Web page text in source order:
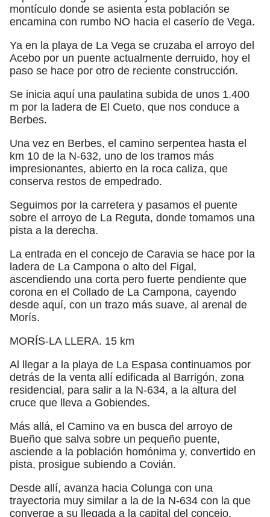
montículo donde se asienta esta población se
encamina con rumbo NO hacia el caserío de Vega.
Ya en la playa de La Vega se cruzaba el arroyo del
Acebo por un puente actualmente derruido, hoy el
paso se hace por otro de reciente construcción.
Se inicia aquí una paulatina subida de unos 1.400
m por la ladera de El Cueto, que nos conduce a
Berbes.
Una vez en Berbes, el camino serpentea hasta el
km 10 de la N-632, uno de los tramos más
impresionantes, abierto en la roca caliza, que
conserva restos de empedrado.
Seguimos por la carretera y pasamos el puente
sobre el arroyo de La Reguta, donde tomamos una
pista a la derecha.
La entrada en el concejo de Caravia se hace por la
ladera de La Campona o alto del Figal,
ascendiendo una corta pero fuerte pendiente que
corona en el Collado de La Campona, cayendo
desde aquí, con un trazo más suave, al arenal de
Morís.
MORÍS-LA LLERA. 15 km
Al llegar a la playa de La Espasa continuamos por
detrás de la venta allí edificada al Barrigón, zona
residencial, para salir a la N-634, a la altura del
cruce que lleva a Gobiendes.
Más allá, el Camino va en busca del arroyo de
Bueño que salva sobre un pequeño puente,
asciende a la población homónima y, convertido en
pista, prosigue subiendo a Covián.
Desde allí, avanza hacia Colunga con una
trayectoria muy similar a la de la N-634 con la que
converge a su llegada a la capital del concejo.